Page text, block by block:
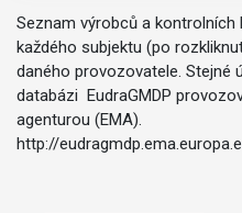
Seznam výrobců a
každého subjektu (po
daného provozovatele. Stejné
databázi EudraGMDP
agenturou (EMA).
http://